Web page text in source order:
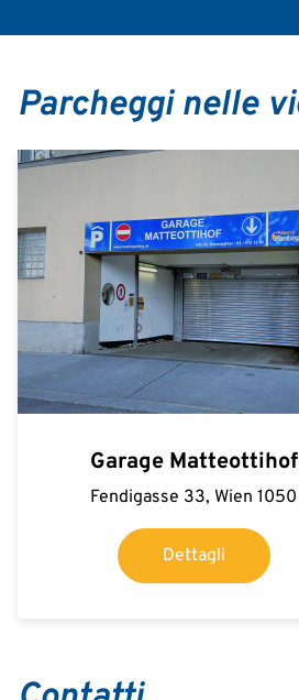
Parcheggi nelle
Garage Matteottihof
Fendigasse 33, Wien 1050
Dettagli